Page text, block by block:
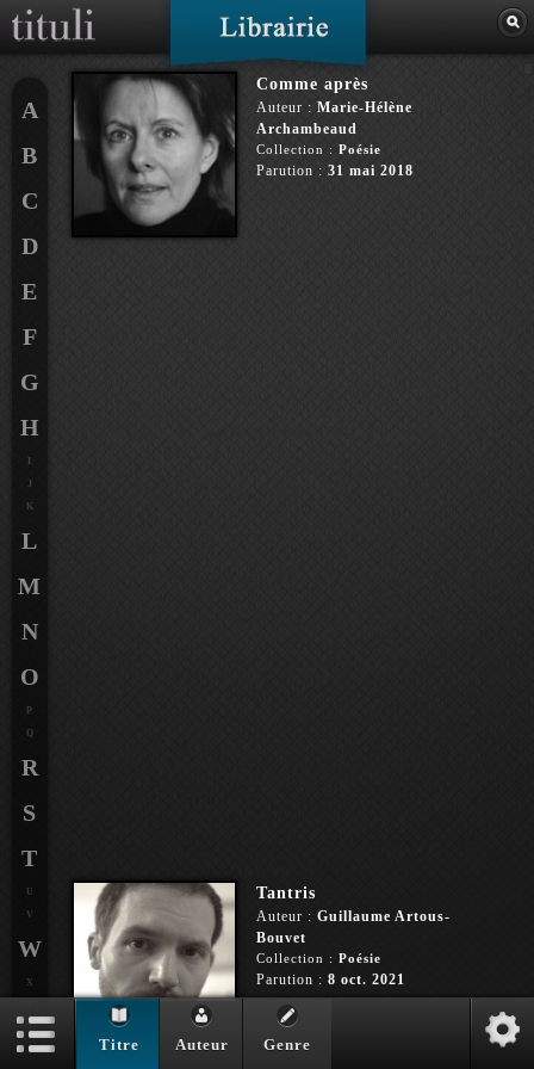
Comme après
Auteur : Marie-Hélène
Archambeaud
Collection : Poésie
Parution : 31 mai 2018
Tantris
Auteur : Guillaume Artous-
Bouvet
Collection : Poésie
Parution : 8 oct. 2021
A
B
C
D
E
F
G
H
J
K
L
M
N
O
P
Q
R
S
T
U
V
W
X
Titre Auteur Genre